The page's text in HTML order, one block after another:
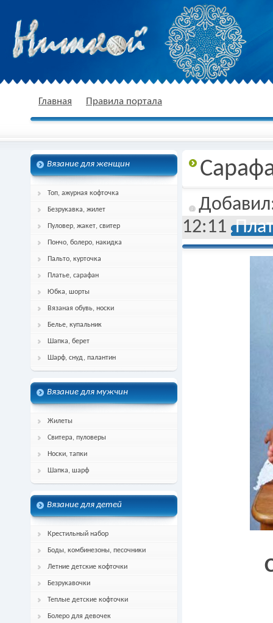
спицами, схема и описание
Главная Правила портала
Вязание для женщин
Топ, ажурная кофточка
Безрукавка, жилет
Пуловер, жакет, свитер
Пончо, болеро, накидка
Пальто, курточка
Платье, сарафан
Юбка, шорты
Вязаная обувь, носки
Белье, купальник
Шапка, берет
Шарф, снуд, палантин
Вязание для мужчин
Жилеты
Свитера, пуловеры
Носки, тапки
Шапка, шарф
Вязание для детей
Крестильный набор
Боды, комбинезоны, песочники
Летние детские кофточки
Безрукавочки
Теплые детские кофточки
Болеро для девочек
12:11